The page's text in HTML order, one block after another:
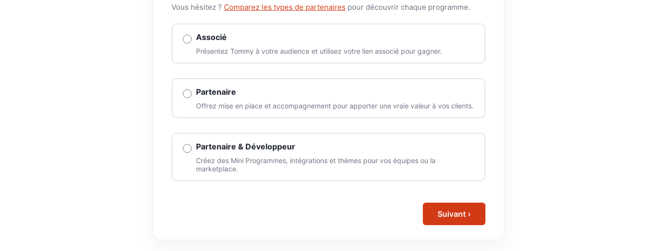
Vous hésitez ? Comparez les types de partenaires pour découvrir chaque programme.
Associé
Présentez Tommy à votre audience et utilisez votre lien associé pour gagner.
Partenaire
Offrez mise en place et accompagnement pour apporter une vraie valeur à vos clients.
Partenaire & Développeur
Créez des Mini Programmes, intégrations et thèmes pour vos équipes ou la
marketplace.
Suivant ›